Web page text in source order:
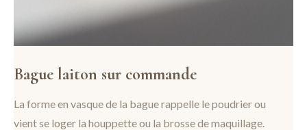
Bague laiton sur commande
La forme en vasque de la bague rappelle le poudrier ou
vient se loger la houppette ou la brosse de maquillage.